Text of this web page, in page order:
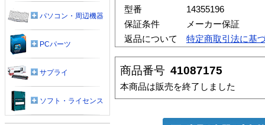
型番
14355196
保証条件
メーカー保証
返品について
特定商取引法に基
商品番号 41087175
本商品は販売を終了しました
パソコン・周辺機器
PCパーツ
サプライ
ソフト・ライセンス